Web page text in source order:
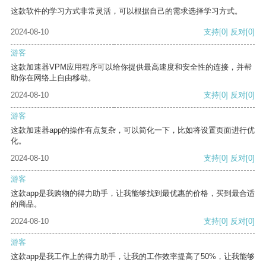
这款软件的学习方式非常灵活，可以根据自己的需求选择学习方式。
2024-08-10 支持[0] 反对[0]
游客
这款加速器VPM应用程序可以给你提供最高速度和安全性的连接，并帮
助你在网络上自由移动。
2024-08-10
支持[0] 反对[0]
游客
这款加速器app的操作有点复杂，可以简化一下，比如将设置页面进行优
化。
2024-08-10
支持[0] 反对[0]
游客
这款app是我购物的得力助手，让我能够找到最优惠的价格，买到最合适
的商品。
2024-08-10
支持[0] 反对[0]
游客
这款app是我工作上的得力助手，让我的工作效率提高了50%，让我能够